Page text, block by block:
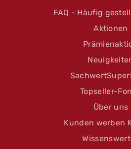
FAQ - Häufig
Aktionen
Topseller-
Über uns
Kunden werben